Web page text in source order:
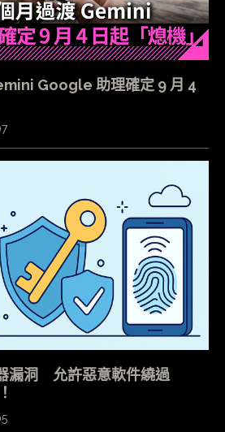
Google 助理確定 9 月 4
漏洞 允許惡意軟件繞過